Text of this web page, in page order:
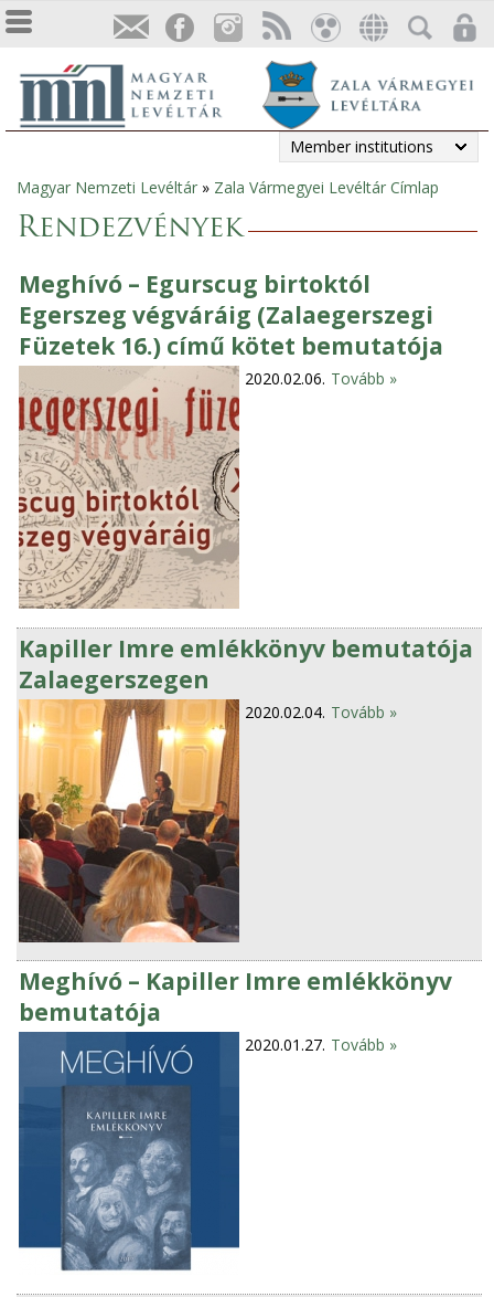
Member institutions
You
are
here
Magyar Nemzeti Levéltár » Zala Vármegyei Levéltár Címlap
Rendezvények
Meghívó – Egurscug birtoktól
Egerszeg végváráig (Zalaegerszegi
Füzetek 16.) című kötet bemutatója
2020.02.06. Tovább »
Kapiller Imre emlékkönyv bemutatója
Zalaegerszegen
2020.02.04. Tovább »
Meghívó – Kapiller Imre emlékkönyv
bemutatója
2020.01.27. Tovább »